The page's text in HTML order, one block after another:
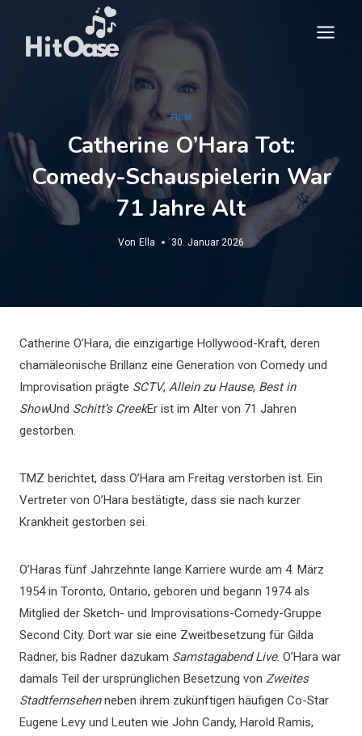
springen
FILM
Catherine O’Hara Tot:
Comedy-Schauspielerin War
71 Jahre Alt
Von Ella 30. Januar 2026
Catherine O’Hara, die einzigartige Hollywood-Kraft, deren
chamäleonische Brillanz eine Generation von Comedy und
Improvisation prägte SCTV, Allein zu Hause, Best in
ShowUnd Schitt’s CreekEr ist im Alter von 71 Jahren
gestorben.
TMZ berichtet, dass O’Hara am Freitag verstorben ist. Ein
Vertreter von O’Hara bestätigte, dass sie nach kurzer
Krankheit gestorben sei.
O’Haras fünf Jahrzehnte lange Karriere wurde am 4. März
1954 in Toronto, Ontario, geboren und begann 1974 als
Mitglied der Sketch- und Improvisations-Comedy-Gruppe
Second City. Dort war sie eine Zweitbesetzung für Gilda
Radner, bis Radner dazukam Samstagabend Live. O’Hara war
damals Teil der ursprünglichen Besetzung von Zweites
Stadtfernsehenneben ihrem zukünftigen häufigen Co-Star
Eugene Levy und Leuten wie John Candy, Harold Ramis,